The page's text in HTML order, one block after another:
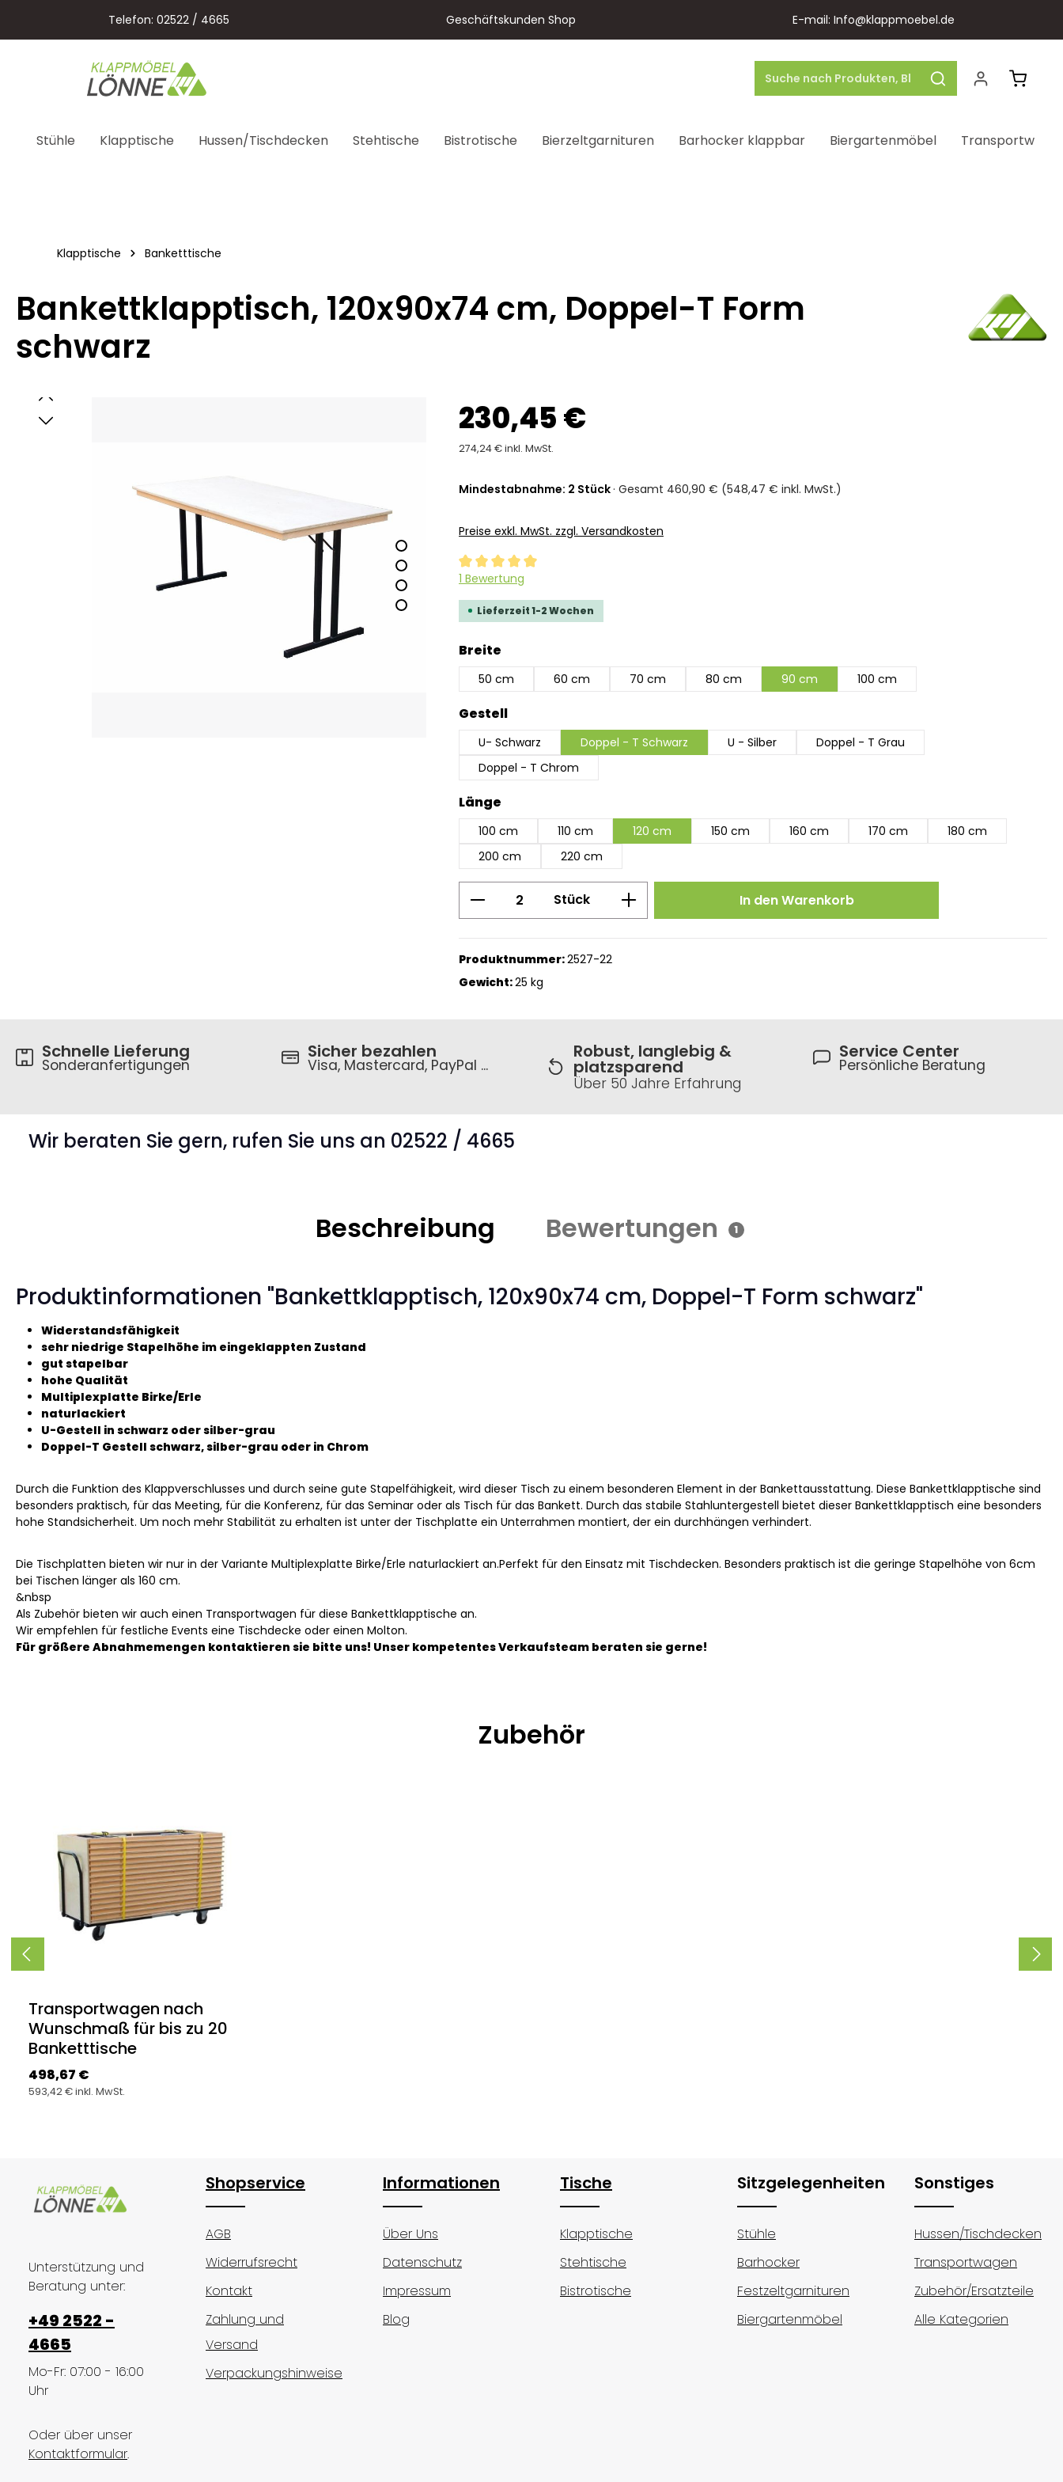
Zur Hauptnavigation springen
Telefon: 02522 / 4665 Geschäftskunden Shop E-mail: Info@klappmoebel.de
Stühle Klapptische Hussen/Tischdecken Stehtische Bistrotische Bierzeltgarnituren Barhocker klappbar Biergartenmöbel
Klapptische Banketttische
Bankettklapptisch, 120x90x74 cm, Doppel-T Form
schwarz
Bildergalerie überspringen 230,45 €
274,24 € inkl. MwSt.
Mindestabnahme: 2 Stück · Gesamt 460,90 € (548,47 € inkl. MwSt.)
Preise exkl. MwSt. zzgl. Versandkosten
Durchschnittliche Bewertung von 5 von 5 Sternen
1 Bewertung
Lieferzeit 1-2 Wochen
Breite
50 cm 60 cm 70 cm 80 cm 90 cm 100 cm
Gestellauswählen
U- Schwarz Doppel - T Schwarz U - Silber
Doppel - T Grau
Doppel - T Chrom
Länge
100 cm 110 cm 120 cm 150 cm 160 cm 170 cm
180 cm
200 cm
220 cm
Produkt Anzahl: Gib den gewünschten Wert ein oder benutze
Stück In den Warenkorb
Produktnummer:2527-22
Gewicht:25 kg
Schnelle Lieferung
Sonderanfertigungen
Sicher bezahlen
Visa, Mastercard, PayPal ...
Robust, langlebig &
platzsparend
Über 50 Jahre Erfahrung
Service Center
Persönliche Beratung
Wir beraten Sie gern, rufen Sie uns an 02522 / 4665
Beschreibung Bewertungen 1
Produktinformationen "Bankettklapptisch, 120x90x74 cm, Doppel-T Form schwarz"
Widerstandsfähigkeit
sehr niedrige Stapelhöhe im eingeklappten Zustand
gut stapelbar
hohe Qualität
Multiplexplatte Birke/Erle
naturlackiert
U-Gestell in schwarz oder silber-grau
Doppel-T Gestell schwarz, silber-grau oder in Chrom
Durch die Funktion des Klappverschlusses und durch seine gute Stapelfähigkeit, wird dieser Tisch zu einem besonderen Element in der Bankettausstattung. Diese Bankettklapptische sind
besonders praktisch, für das Meeting, für die Konferenz, für das Seminar oder als Tisch für das Bankett. Durch das stabile Stahluntergestell bietet dieser Bankettklapptisch eine besonders
hohe Standsicherheit. Um noch mehr Stabilität zu erhalten ist unter der Tischplatte ein Unterrahmen montiert, der ein durchhängen verhindert.
Die Tischplatten bieten wir nur in der Variante Multiplexplatte Birke/Erle naturlackiert an.Perfekt für den Einsatz mit Tischdecken. Besonders praktisch ist die geringe Stapelhöhe von 6cm
bei Tischen länger als 160 cm.
&nbsp
Als Zubehör bieten wir auch einen Transportwagen für diese Bankettklapptische an.
Wir empfehlen für festliche Events eine Tischdecke oder einen Molton.
Für größere Abnahmemengen kontaktieren sie bitte uns! Unser kompetentes Verkaufsteam beraten sie gerne!
Zubehör
Transportwagen nach
Wunschmaß für bis zu 20
Banketttische
Regulärer Preis:
498,67 €
593,42 € inkl. MwSt.
Unterstützung und
Beratung unter:
+49 2522 -
4665
Mo-Fr: 07:00 - 16:00
Uhr
Oder über unser
Kontaktformular.
Shopservice
AGB
Widerrufsrecht
Kontakt
Zahlung und
Versand
Verpackungshinweise
Informationen
Über Uns
Datenschutz
Impressum
Blog
Tische
Klapptische
Stehtische
Bistrotische
Sitzgelegenheiten
Stühle
Barhocker
Festzeltgarnituren
Biergartenmöbel
Sonstiges
Hussen/Tischdecken
Transportwagen
Zubehör/Ersatzteile
Alle Kategorien